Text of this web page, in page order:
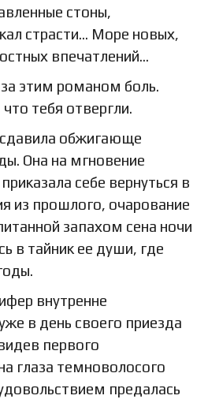
стоны,
страсти… Море новых,
впечатлений…
этим романом боль.
тебя отвергли.
обжигающе
Она на мгновение
себе вернуться в
из прошлого, очарование
запахом сена ночи
в тайник ее души, где
внутренне
в день своего приезда
первого
глаза темноволосого
предалась